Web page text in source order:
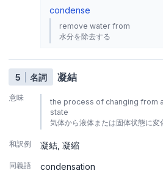
condense
remove water from
水分を除去する
5 名詞 凝結
意味
the process of changing from
state
気体から液体または固体状態に変
和訳例 凝結 凝縮
同義語 condensation